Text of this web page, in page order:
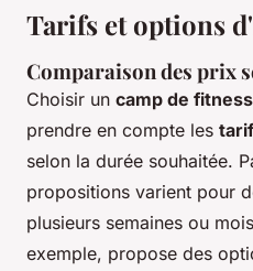
Tarifs et options
Comparaison des prix
Choisir un camp de fitness
prendre en compte les
selon la durée souhaitée.
propositions varient pour
plusieurs semaines ou
exemple, propose des